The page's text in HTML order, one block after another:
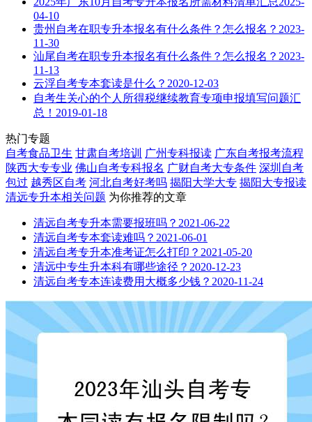
04-10
贵州自考在职专升本报名有什么条件？怎么报名？ 2023-
11-30
汕尾自考在职专升本报名有什么条件？怎么报名？ 2023-
11-13
云浮自考专本套读是什么？ 2020-12-03
自考生关心的个人所得税继续教育专项申报填写问题汇
总！ 2019-01-18
热门专题
自考食品卫生 甘肃自考培训 广州专科报读 广东自考报考流程
陕西大专专业 佛山自考专科报名 广财自考大专条件 深圳自考
包过 越秀区自考 河北自考好考吗 揭阳大学大专 揭阳大专报读
清远专升本相关问题 为你推荐的文章
清远自考专升本需要报班吗？ 2021-06-22
清远自考专本套读难吗？ 2021-06-01
清远自考专升本准考证怎么打印？ 2021-05-20
清远中专生升本科有哪些途径？ 2020-12-23
清远自考专本连读费用大概多少钱？ 2020-11-24